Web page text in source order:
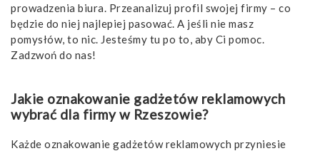
prowadzenia biura. Przeanalizuj profil swojej firmy – co
będzie do niej najlepiej pasować. A jeśli nie masz
pomysłów, to nic. Jesteśmy tu po to, aby Ci pomoc.
Zadzwoń do nas!
Jakie oznakowanie gadżetów reklamowych
wybrać dla firmy w Rzeszowie?
Każde oznakowanie gadżetów reklamowych przyniesie